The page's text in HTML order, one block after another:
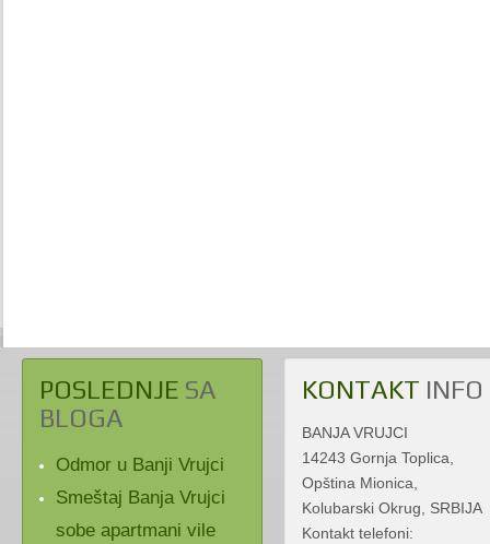
POSLEDNJE SA
BLOGA
Odmor u Banji Vrujci
Smeštaj Banja Vrujci
sobe apartmani vile
KONTAKT INFO
BANJA VRUJCI
14243 Gornja Toplica,
Opština Mionica,
Kolubarski Okrug, SRBIJA
Kontakt telefoni: